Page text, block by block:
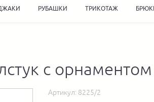
РУБАШКИ ТРИКОТАЖ
с орнаментом
Артикул: 8225/2